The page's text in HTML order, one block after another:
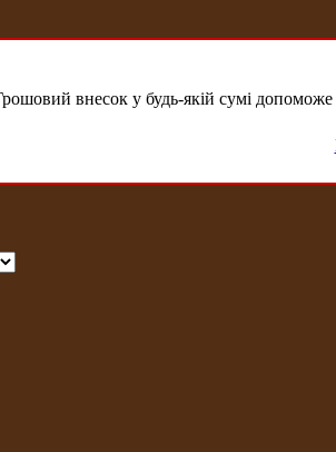
внесок у будь-якій сумі допоможе